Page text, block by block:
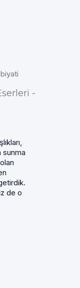
-
sunma
de o